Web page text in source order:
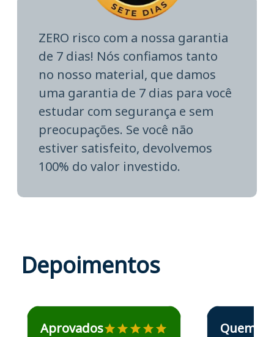
ZERO risco com a nossa garantia
de 7 dias! Nós confiamos tanto
no nosso material, que damos
uma garantia de 7 dias para você
estudar com segurança e sem
preocupações. Se você não
estiver satisfeito, devolvemos
100% do valor investido.
Depoimentos
Estudante José recomenda o Aprova Concursos em
Aprovados
Estudante Elais
Quem